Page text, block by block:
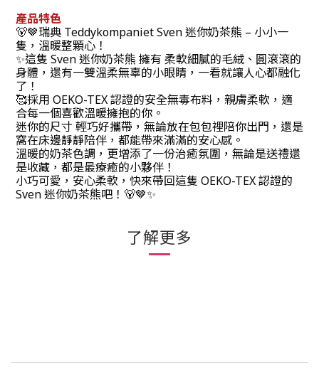
產品特色
🐻🤎瑞典 Teddykompaniet Sven 迷你奶茶熊 – 小小一
隻，溫暖整顆心！
✨這隻 Sven 迷你奶茶熊 擁有 柔軟細膩的毛絨、圓滾滾的
身體，還有一雙溫柔無辜的小眼睛，一看就讓人心都融化
了！
🥰採用 OEKO-TEX 認證的安全無毒布料，親膚柔軟，適
合每一個喜歡溫暖擁抱的你。
迷你的尺寸 輕巧好攜帶，無論放在包包裡陪你出門，還是
窩在床邊靜靜陪伴，都能帶來滿滿的安心感。
溫暖的奶茶色調，更增添了一份治癒氛圍，無論是送禮還
是收藏，都是最療癒的小夥伴！
小巧可愛，安心柔軟，快來帶回這隻 OEKO-TEX 認證的
Sven 迷你奶茶熊吧！🐻🤎✨
了解更多